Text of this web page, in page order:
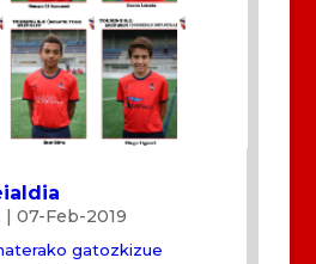
| 07-Feb-2019
gatozkizue